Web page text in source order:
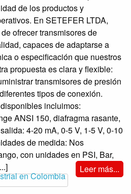
de los productos y
En SETEFER LTDA,
ofrecer transmisores de
capaces de adaptarse a
o especificación que nuestros
propuesta es clara y flexible:
transmisores de presión
tipos de conexión.
incluimos:
ANSI 150, diafragma rasante,
4-20 mA, 0-5 V, 1-5 V, 0-10
de medida: Nos
con unidades en PSI, Bar,
Leer más...